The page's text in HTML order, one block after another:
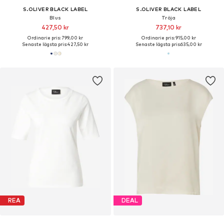
S.OLIVER BLACK LABEL
Blus
427,50 kr
Ordinarie pris: 799,00 kr
Senaste lägsta pris:427,50 kr
S.OLIVER BLACK LABEL
Tröja
737,10 kr
Ordinarie pris: 915,00 kr
Senaste lägsta pris:635,00 kr
REA DEAL